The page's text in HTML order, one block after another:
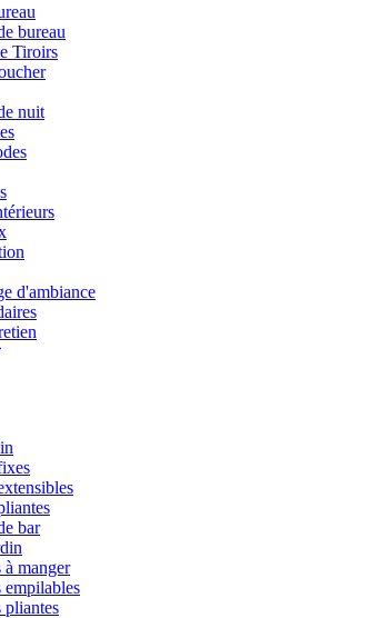
bureau
Tiroirs
nuit
d'ambiance
bar
à manger
empilables
pliantes